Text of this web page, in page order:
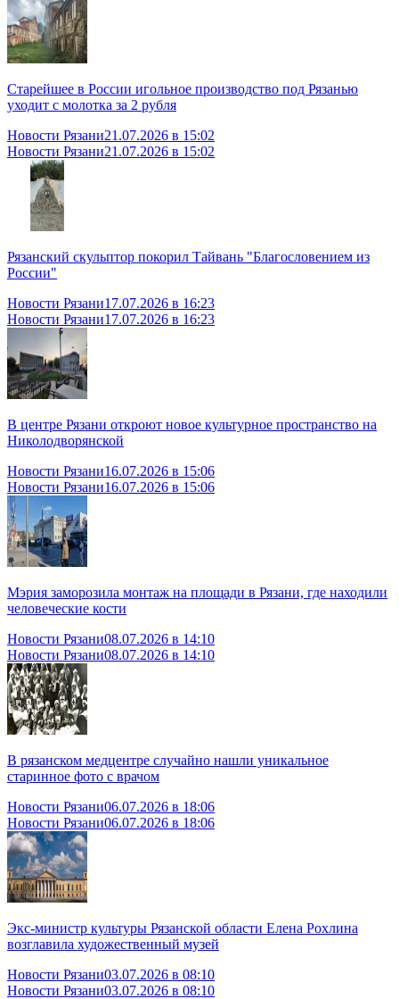
Старейшее в России игольное производство под Рязанью
уходит с молотка за 2 рубля
Новости Рязани21.07.2026 в 15:02
Новости Рязани21.07.2026 в 15:02
Рязанский скульптор покорил Тайвань "Благословением из
России"
Новости Рязани17.07.2026 в 16:23
Новости Рязани17.07.2026 в 16:23
В центре Рязани откроют новое культурное пространство на
Николодворянской
Новости Рязани16.07.2026 в 15:06
Новости Рязани16.07.2026 в 15:06
Мэрия заморозила монтаж на площади в Рязани, где находили
человеческие кости
Новости Рязани08.07.2026 в 14:10
Новости Рязани08.07.2026 в 14:10
В рязанском медцентре случайно нашли уникальное
старинное фото с врачом
Новости Рязани06.07.2026 в 18:06
Новости Рязани06.07.2026 в 18:06
Экс-министр культуры Рязанской области Елена Рохлина
возглавила художественный музей
Новости Рязани03.07.2026 в 08:10
Новости Рязани03.07.2026 в 08:10